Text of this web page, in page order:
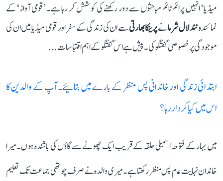
میڈیا‘ انہیں پرائم ٹائم مباحثوں سے دور رکھنے کی کوشش کر رہا ہے۔ ’قومی آواز‘ کے
نمائندہنند لال شرمانےپرینکا بھارتیسے ان کی زندگی کے سفر اور قومی میڈیا میں ان کی
موجودگی پر خصوصی گفتگو کی۔ پیش ہے اس گفتگو کے اہم اقتباسات...
ابتدائی زندگی اور خاندانی پس منظر کے بارے میں بتائیے۔ آپ کے والدین کا
اس میں کیا کردار رہا؟
میں بہار کے فتوحہ اسمبلی حلقہ کے قریب ایک چھوٹے سے گاؤں کی باشندہ ہوں۔ میرا
خاندان نہایت عام پس منظر رکھتا ہے۔ میری والدہ نے صرف چوتھی جماعت تک تعلیم